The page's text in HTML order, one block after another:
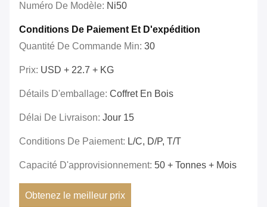
Numéro De Modèle: Ni50
Conditions De Paiement Et D'expédition
Quantité De Commande Min: 30
Prix: USD + 22.7 + KG
Détails D'emballage: Coffret En Bois
Délai De Livraison: Jour 15
Conditions De Paiement: L/C, D/P, T/T
Capacité D'approvisionnement: 50 + Tonnes + Mois
Obtenez le meilleur prix